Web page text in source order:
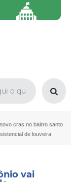
novo cras no bairro santo
de louveira
vai